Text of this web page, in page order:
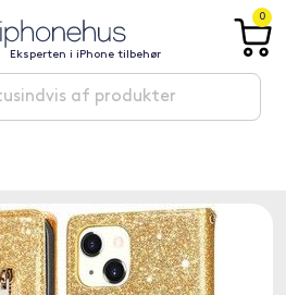
Eksperten i iPhone tilbehør
0